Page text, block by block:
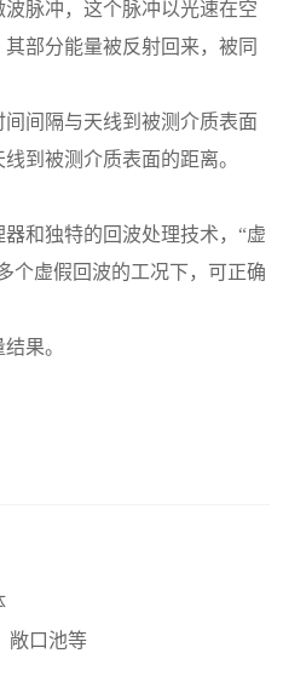
脉冲，这个脉冲以光速在空
部分能量被反射回来，被同
间隔与天线到被测介质表面
到被测介质表面的距离。
和独特的回波处理技术，“虚
个虚假回波的工况下，可正确
果。
敞口池等